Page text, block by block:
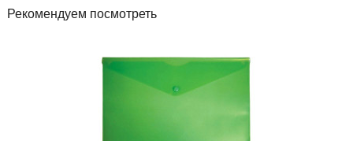
Рекомендуем посмотреть